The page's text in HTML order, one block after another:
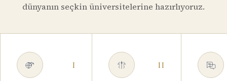
dünyanın seçkin üniversitelerine hazırlıyoruz.
I II